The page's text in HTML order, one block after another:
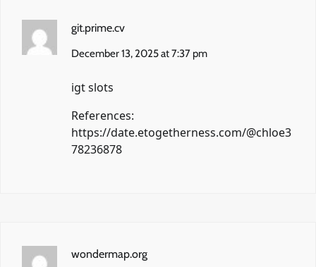
git.prime.cv
December 13, 2025 at 7:37 pm
igt slots
References:
https://date.etogetherness.com/@chloe3
78236878
wondermap.org